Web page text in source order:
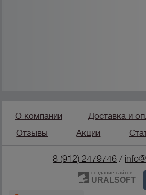
О компании Доставка и
Отзывы
Акции
8 (912) 2479746 /
создание сайтов
URALSOFT